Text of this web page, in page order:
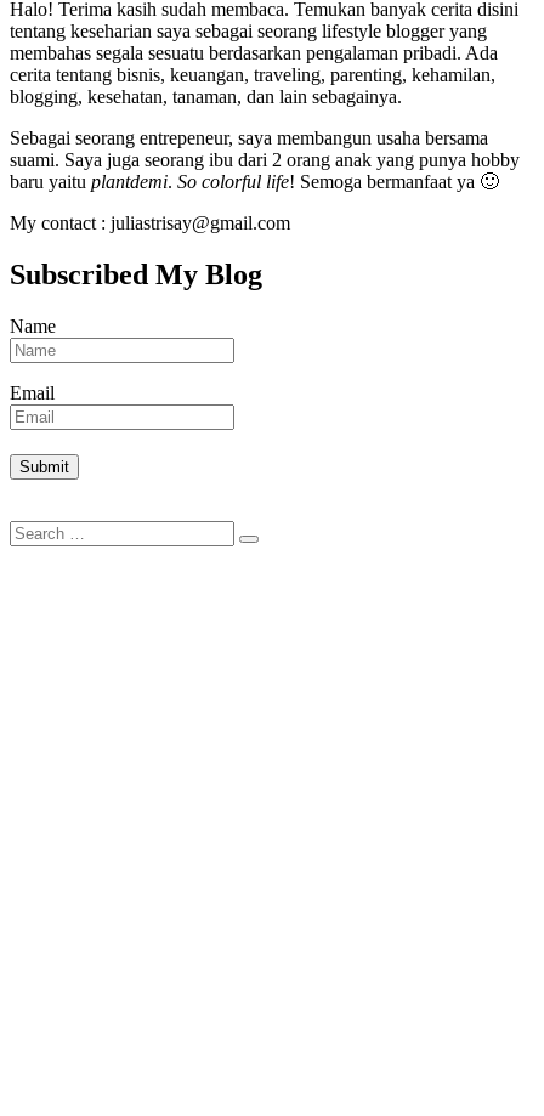
Halo! Terima kasih sudah membaca. Temukan banyak cerita disini
tentang keseharian saya sebagai seorang lifestyle blogger yang
membahas segala sesuatu berdasarkan pengalaman pribadi. Ada
cerita tentang bisnis, keuangan, traveling, parenting, kehamilan,
blogging, kesehatan, tanaman, dan lain sebagainya.
Sebagai seorang entrepeneur, saya membangun usaha bersama
suami. Saya juga seorang ibu dari 2 orang anak yang punya hobby
baru yaitu plantdemi. So colorful life! Semoga bermanfaat ya 🙂
My contact : juliastrisay@gmail.com
Subscribed My Blog
Name
Email
Search
for:
Search